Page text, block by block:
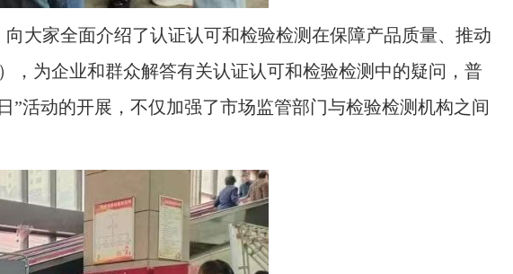
大家全面介绍了认证认可和检验检测在保障产品质量、推动
，为企业和群众解答有关认证认可和检验检测中的疑问，普
活动的开展，不仅加强了市场监管部门与检验检测机构之间